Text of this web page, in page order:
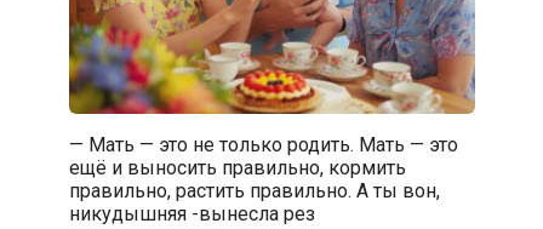
— Мать — это не только родить. Мать — это
ещё и выносить правильно, кормить
правильно, растить правильно. А ты вон,
никудышняя -вынесла рез